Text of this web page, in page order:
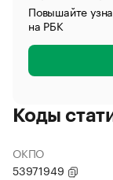
Повышайте
на РБК
Коды
ОКПО
53971949